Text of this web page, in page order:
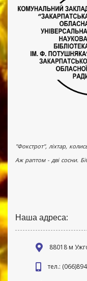
"Фокстрот", ліхтар,
Аж раптом - дві сосни.
Наша адреса:
88018 м
тел.: